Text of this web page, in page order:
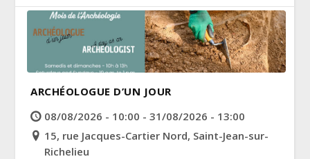
ARCHÉOLOGUE D’UN JOUR
08/08/2026 - 10:00 - 31/08/2026 - 13:00
15, rue Jacques-Cartier Nord, Saint-Jean-sur-
Richelieu